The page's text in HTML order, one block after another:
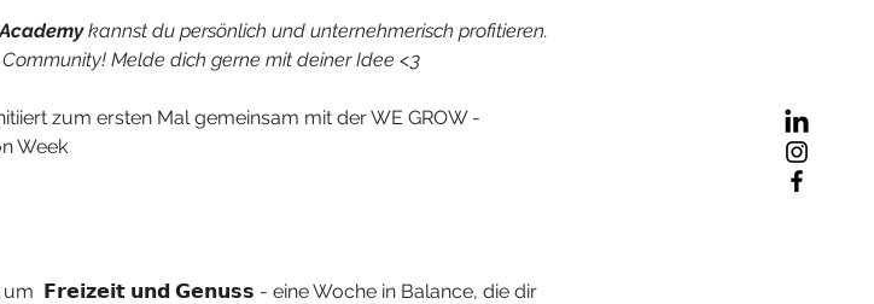
kannst du persönlich und unternehmerisch profitieren.
Melde dich gerne mit deiner Idee <3
zum ersten Mal gemeinsam mit der WE GROW -
Week
𝗙𝗿𝗲𝗶𝘇𝗲𝗶𝘁 𝘂𝗻𝗱 𝗚𝗲𝗻𝘂𝘀𝘀 - eine Woche in Balance, die dir